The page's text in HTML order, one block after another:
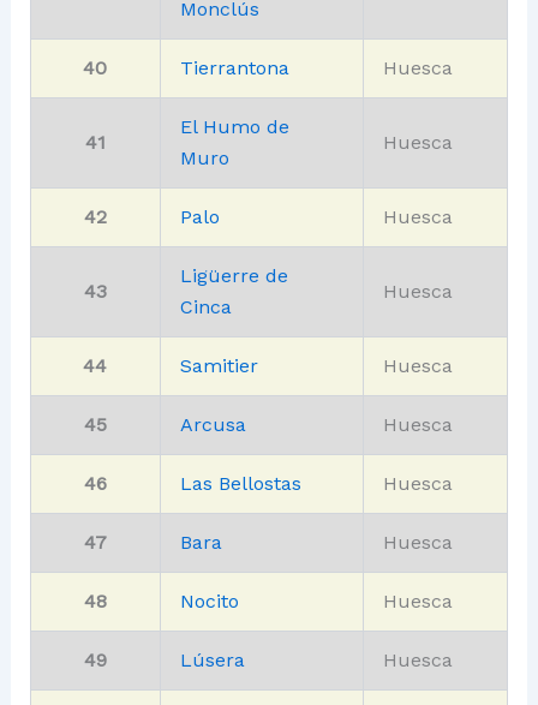
Monclús
40 Tierrantona Huesca
41
El Humo de
Muro
Huesca
42 Palo Huesca
43
Ligüerre de
Cinca
Huesca
44 Samitier Huesca
45 Arcusa Huesca
46 Las Bellostas Huesca
47 Bara Huesca
48 Nocito Huesca
49 Lúsera Huesca